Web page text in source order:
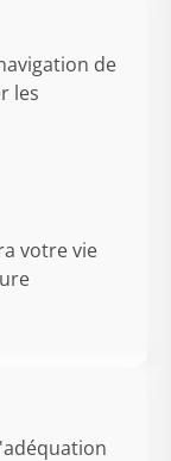
de
les
votre vie